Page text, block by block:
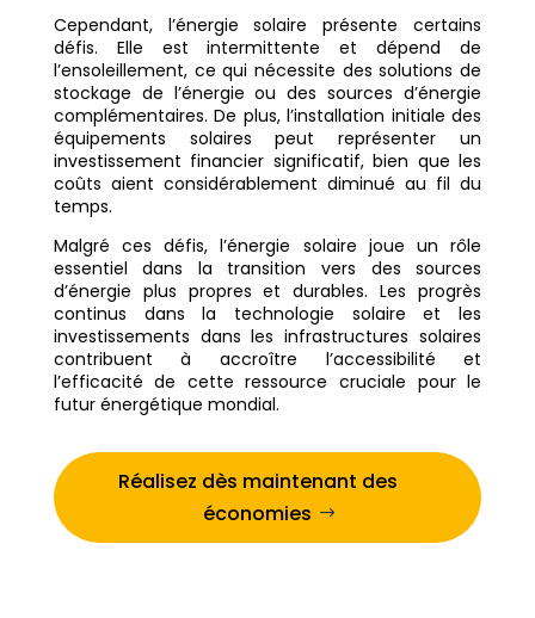
Cependant, l’énergie solaire présente certains
défis. Elle est intermittente et dépend de
l’ensoleillement, ce qui nécessite des solutions de
stockage de l’énergie ou des sources d’énergie
complémentaires. De plus, l’installation initiale des
équipements solaires peut représenter un
investissement financier significatif, bien que les
coûts aient considérablement diminué au fil du
temps.
Malgré ces défis, l’énergie solaire joue un rôle
essentiel dans la transition vers des sources
d’énergie plus propres et durables. Les progrès
continus dans la technologie solaire et les
investissements dans les infrastructures solaires
contribuent à accroître l’accessibilité et
l’efficacité de cette ressource cruciale pour le
futur énergétique mondial.
Réalisez dès maintenant des
économies